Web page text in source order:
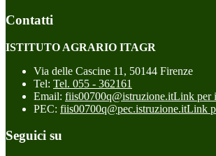
Contatti
ISTITUTO AGRARIO ITAGR
Via delle Cascine 11, 50144 Firenze
Tel: Tel. 055 - 362161
Email: fiis00700q@istruzione.itLink per
PEC: fiis00700q@pec.istruzione.itLink
Seguici su